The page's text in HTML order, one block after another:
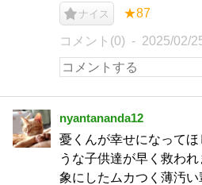
ナイス ★87
コメント(0) 2025/02/
nyantananda12
憂くんが幸せになって
うな子供達が早く救わ
象にしたムカつく薄汚い